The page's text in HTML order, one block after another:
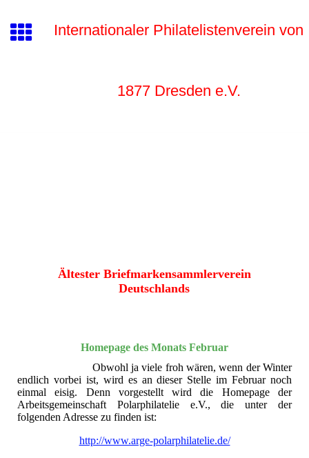
Internationaler Philatelistenverein von
1877 Dresden e.V.
Ältester Briefmarkensammlerverein
Deutschlands
Homepage des Monats Februar
Obwohl ja viele froh wären, wenn der Winter
endlich vorbei ist, wird es an dieser Stelle im Februar noch
einmal eisig. Denn vorgestellt wird die Homepage der
Arbeitsgemeinschaft Polarphilatelie e.V., die unter der
folgenden Adresse zu finden ist:
http://www.arge-polarphilatelie.de/